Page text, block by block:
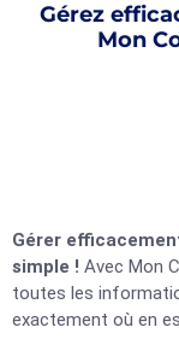
Gérez
Mon
Gérer
simple ! Avec Mon
toutes les
exactement où en